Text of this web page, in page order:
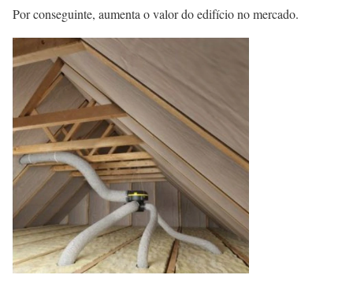
Por conseguinte, aumenta o valor do edifício no mercado.